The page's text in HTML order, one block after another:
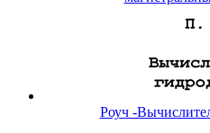
Роуч -